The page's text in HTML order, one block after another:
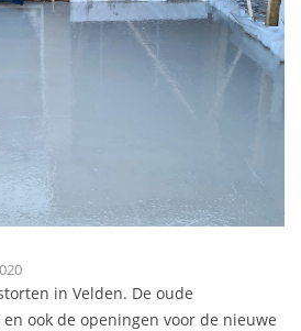
in Velden. De oude
ook de openingen voor de nieuwe